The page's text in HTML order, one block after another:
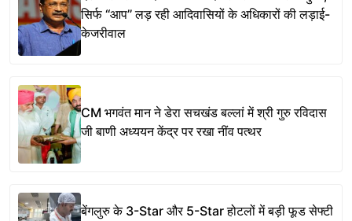
सिर्फ ‘‘आप’’ लड़ रही आदिवासियों के अधिकारों की लड़ाई-
केजरीवाल
CM भगवंत मान ने डेरा सचखंड बल्लां में श्री गुरु रविदास
जी बाणी अध्ययन केंद्र पर रखा नींव पत्थर
बेंगलुरु के 3-Star और 5-Star होटलों में बड़ी फूड सेफ्टी